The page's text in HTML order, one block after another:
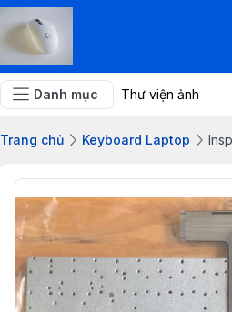
Danh mục Thư viện ảnh
Trang chủ Keyboard Laptop